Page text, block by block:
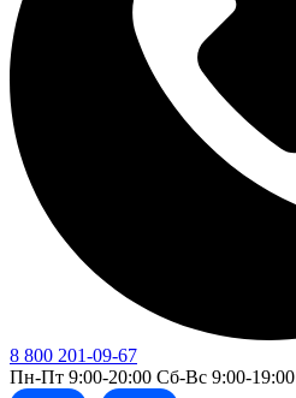
8 800 201-09-67
Пн-Пт 9:00-20:00 Сб-Вс 9:00-19:00